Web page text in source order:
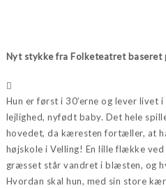
Nyt stykke fra Folketeatret baseret
Hun er først i 30’erne og lever livet
lejlighed, nyfødt baby. Det hele
hovedet, da kæresten fortæller, at
højskole i Velling! En lille flække
græsset står vandret i blæsten, og
Hvordan skal hun, med sin store